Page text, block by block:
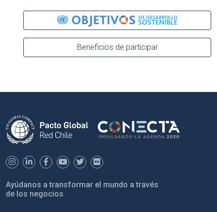
Beneficios de participar
Ayúdanos a transformar el mundo a través
de los negocios